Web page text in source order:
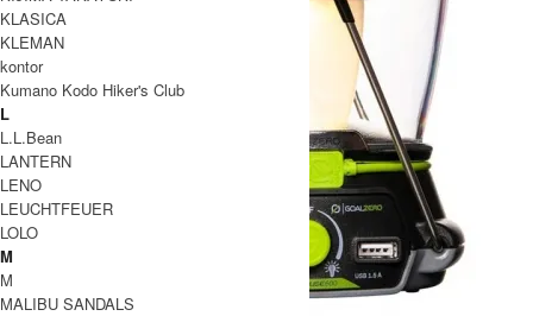
KLASICA
KLEMAN
kontor
Kumano Kodo Hiker's Club
L
L.L.Bean
LANTERN
LENO
LEUCHTFEUER
LOLO
M
M
MALIBU SANDALS